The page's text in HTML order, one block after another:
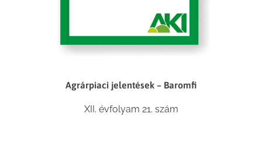
Agrárpiaci jelentések – Baromfi
XII. évfolyam 21. szám